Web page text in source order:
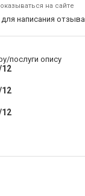
на сайте
для написания отзыва
послуги опису
12
12
12